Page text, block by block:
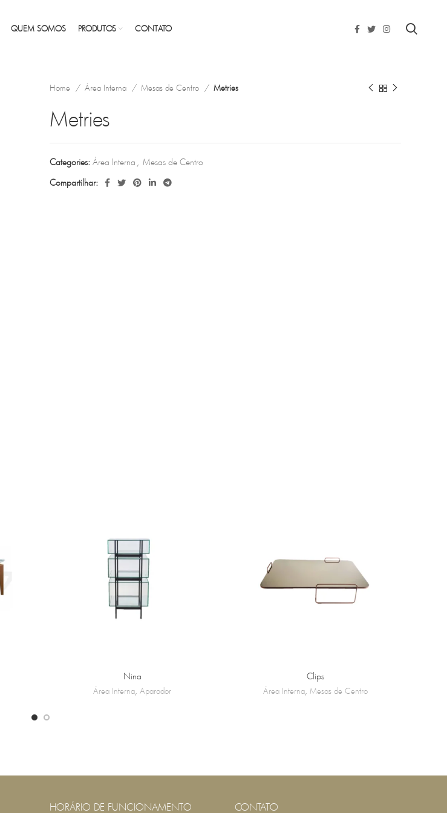
QUEM SOMOS PRODUTOS CONTATO
Home Área Interna Mesas de Centro Metries
Metries
Categories: Área Interna , Mesas de Centro
Compartilhar:
Nina
Área Interna, Aparador
Clips
Área Interna, Mesas de Centro
HORÁRIO DE FUNCIONAMENTO CONTATO